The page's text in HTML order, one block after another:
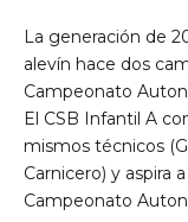
La generación de
alevín hace dos
Campeonato
El CSB Infantil A
mismos técnicos
Carnicero) y aspira
Campeonato